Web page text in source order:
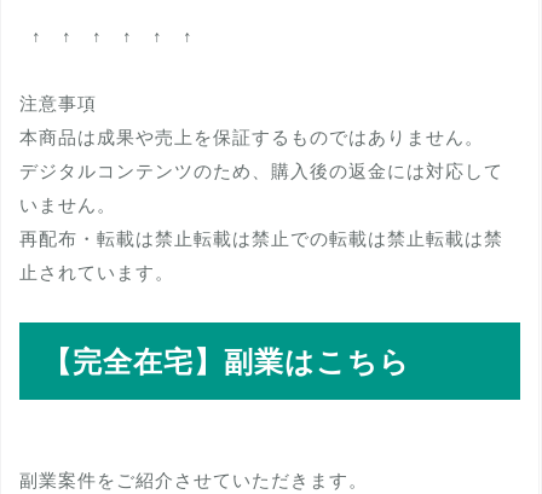
↑ ↑ ↑ ↑ ↑ ↑
注意事項
本商品は成果や売上を保証するものではありません。
デジタルコンテンツのため、購入後の返金には対応して
いません。
再配布・転載は禁止転載は禁止での転載は禁止転載は禁
止されています。
【完全在宅】副業はこちら
副業案件をご紹介させていただきます。